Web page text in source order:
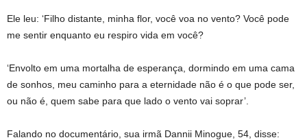
Ele leu: ‘Filho distante, minha flor, você voa no vento? Você pode
me sentir enquanto eu respiro vida em você?
‘Envolto em uma mortalha de esperança, dormindo em uma cama
de sonhos, meu caminho para a eternidade não é o que pode ser,
ou não é, quem sabe para que lado o vento vai soprar’.
Falando no documentário, sua irmã Dannii Minogue, 54, disse: